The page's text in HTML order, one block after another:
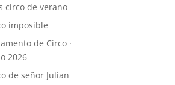
circo de verano
imposible
de Circo ·
2026
de señor Julian